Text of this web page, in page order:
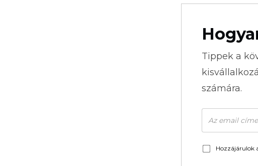
Tippek a
számára.
Hozzájárulok